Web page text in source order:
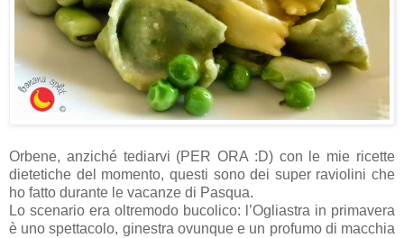
Orbene, anziché tediarvi (PER ORA :D) con le mie ricette
dietetiche del momento, questi sono dei super raviolini che
ho fatto durante le vacanze di Pasqua.
Lo scenario era oltremodo bucolico: l’Ogliastra in primavera
è uno spettacolo, ginestra ovunque e un profumo di macchia